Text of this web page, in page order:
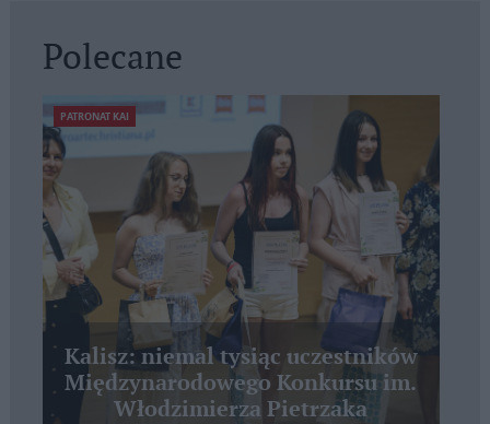
Polecane
PATRONAT KAI
Kalisz: niemal tysiąc uczestników
Międzynarodowego Konkursu im.
Włodzimierza Pietrzaka